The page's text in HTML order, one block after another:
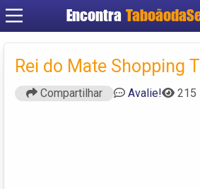
Encontra
Cadastrar
Criar conta
Rei do Mate Shopping
Compartilhar Avalie! 215